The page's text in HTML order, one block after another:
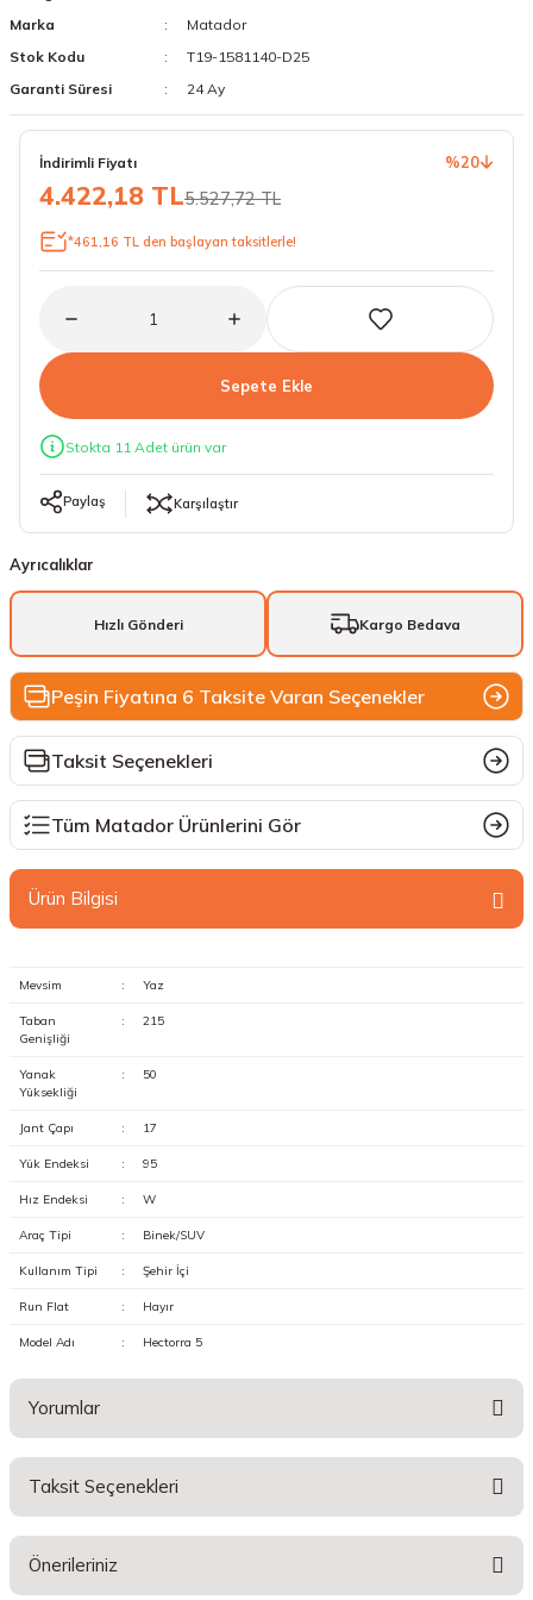
24 Lastikler
Marka
Matador
Stok Kodu
T19-1581140-D25
Garanti Süresi
24 Ay
İndirimli Fiyatı %20
4.422,18 TL5.527,72 TL
*461,16 TL den başlayan taksitlerle!
Sepete Ekle
Stokta 11 Adet ürün var
Paylaş Karşılaştır
Ayrıcalıklar
Hızlı Gönderi Kargo Bedava
Peşin Fiyatına 6 Taksite Varan Seçenekler
Taksit Seçenekleri
Tüm Matador Ürünlerini Gör
Ürün Bilgisi
Mevsim : Yaz
Taban
Genişliği
: 215
Yanak
Yüksekliği
: 50
Jant Çapı : 17
Yük Endeksi : 95
Hız Endeksi : W
Araç Tipi : Binek/SUV
Kullanım Tipi : Şehir İçi
Run Flat : Hayır
Model Adı : Hectorra 5
Yorumlar
Taksit Seçenekleri
Önerileriniz